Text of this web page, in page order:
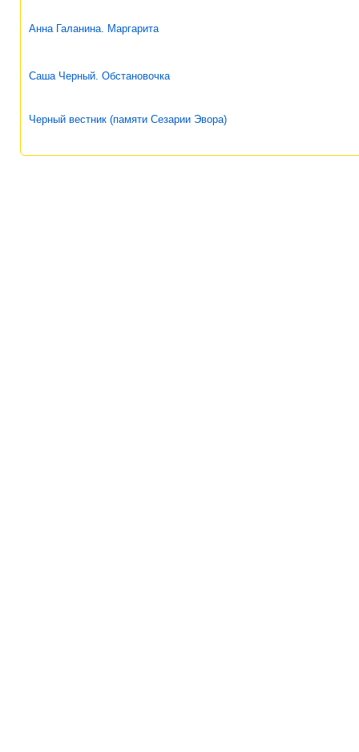
Анна Галанина. Маргарита
Саша Черный. Обстановочка
Черный вестник (памяти Сезарии Эвора)